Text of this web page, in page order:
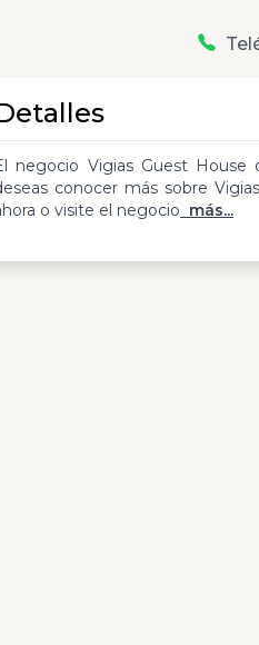
negocio Vigias Guest House
conocer más sobre
o visite el negocio más...